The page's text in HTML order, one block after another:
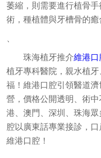
萎縮，則需要進行植骨
術，種植體與牙槽骨的癒
、
珠海植牙推介維港口
植牙專科醫院，親水植
福！維港口腔引領醫道
營，價格公開透明、術
港、澳門、深圳、珠海
腔以廣東話專業接診，
維港口腔！